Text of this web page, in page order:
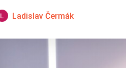
Ladislav Čermák